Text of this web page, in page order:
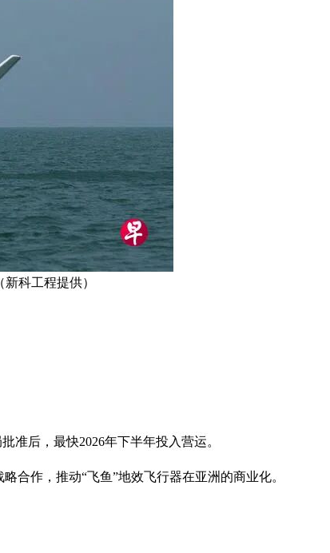
科工程提供）
准后，最快2026年下半年投入营运。
合作，推动“飞鱼”地效飞行器在亚洲的商业化。